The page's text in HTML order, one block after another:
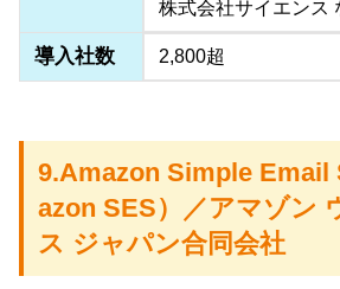
株式会社サイエンス
導入社数 2,800超
9.Amazon Simple Email
azon SES）／アマゾン
ス ジャパン合同会社